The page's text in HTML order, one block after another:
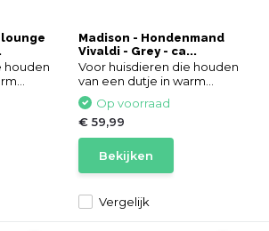
houden
Madison - Hondenmand
Vivaldi - Grey - ca...
Voor huisdieren die houden
van een dutje in warm...
Vergelijk
Op voorraad
€ 59,99
Bekijken